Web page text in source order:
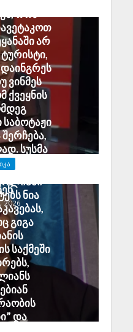
რომ
არ
ვინმეს
ქვეყნის
სუსმა
და
2026
ნია
გიგა
საქმეში
და